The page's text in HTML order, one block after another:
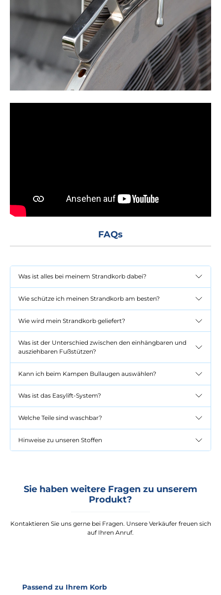
FAQs
Was ist alles bei meinem Strandkorb dabei?
Wie schütze ich meinen Strandkorb am besten?
Wie wird mein Strandkorb geliefert?
Was ist der Unterschied zwischen den einhängbaren und
ausziehbaren Fußstützen?
Kann ich beim Kampen Bullaugen auswählen?
Was ist das Easylift-System?
Welche Teile sind waschbar?
Hinweise zu unseren Stoffen
Sie haben weitere Fragen zu unserem
Produkt?
Kontaktieren Sie uns gerne bei Fragen. Unsere Verkäufer freuen sich
auf Ihren Anruf.
Produktgalerie überspringen
Passend zu Ihrem Korb